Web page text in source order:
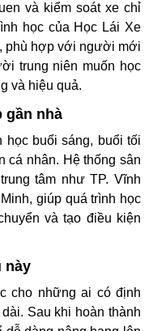
và kiểm soát xe chỉ
học của Học Lái Xe
phù hợp với người mới
trung niên muốn học
và hiệu quả.
gần nhà
học buổi sáng, buổi tối
cá nhân. Hệ thống sân
tâm như TP. Vĩnh
giúp quá trình học
và tạo điều kiện
này
cho những ai có định
Sau khi hoàn thành